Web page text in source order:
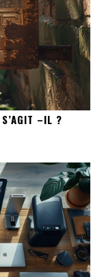
–IL ?